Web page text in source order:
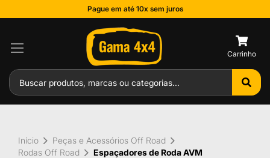
Pague em até 10x sem juros
Início
Peças e Acessórios Off Road
Rodas Off Road
Espaçadores de Roda AVM